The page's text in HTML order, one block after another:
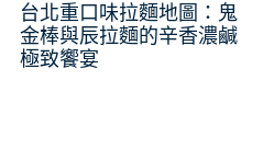
台北重口味拉麵地圖：鬼
金棒與辰拉麵的辛香濃鹹
極致饗宴